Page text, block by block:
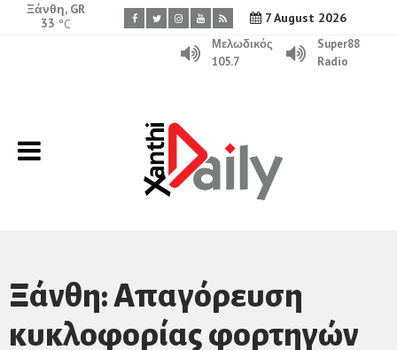
7 August 2026
Ξάνθη, GR
33 °C
Μελωδικός
105.7
Super88
Radio
Ξάνθη: Απαγόρευση
κυκλοφορίας φορτηγών